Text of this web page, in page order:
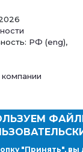
РФ (eng),
"Принять", вы